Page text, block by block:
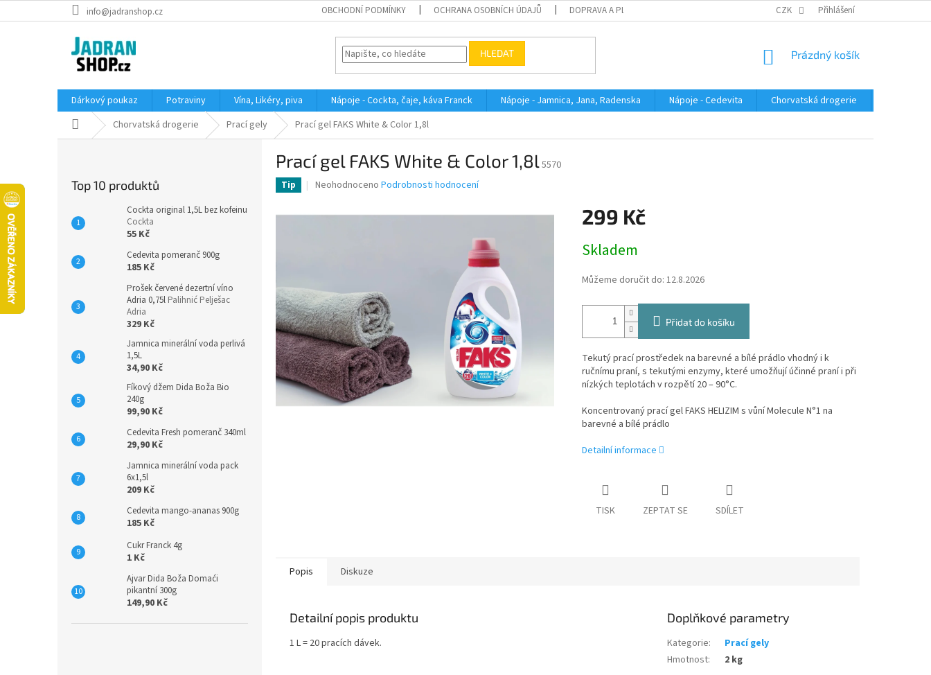
na
info@jadranshop.cz OBCHODNÍ PODMÍNKY OCHRANA OSOBNÍCH ÚDAJŮ DOPRAVA A PLATBA VELKOOBCHOD
CZK Přihlášení
HLEDAT
NÁKUPNÍ
Prázdný košík
Dárkový poukaz Potraviny Vína, Likéry, piva Nápoje - Cockta, čaje, káva Franck Nápoje - Jamnica, Jana, Radenska Nápoje - Cedevita Chorvatská drogerie
Domů Chorvatská drogerie Prací gely Prací gel FAKS White & Color 1,8l
Top 10 produktů
Cockta original 1,5L bez kofeinu
Cockta
55 Kč
Cedevita pomeranč 900g
185 Kč
Prošek červené dezertní víno
Adria 0,75l Palihnić Pelješac
Adria
329 Kč
Jamnica minerální voda perlivá
1,5L
34,90 Kč
Fíkový džem Dida Boža Bio
240g
99,90 Kč
Cedevita Fresh pomeranč 340ml
29,90 Kč
Jamnica minerální voda pack
6x1,5l
209 Kč
Cedevita mango-ananas 900g
185 Kč
Cukr Franck 4g
1 Kč
Ajvar Dida Boža Domaći
pikantní 300g
149,90 Kč
Prací gel FAKS White & Color 1,8l5570
Tip
Průměrné
Neohodnoceno Podrobnosti hodnocení
299 Kč
cena:
Skladem
Můžeme doručit do: 12.8.2026
Přidat do košíku
Tekutý prací prostředek na barevné a bílé prádlo vhodný i k
ručnímu praní, s tekutými enzymy, které umožňují účinné praní i při
nízkých teplotách v rozpětí 20 – 90°C.
Koncentrovaný prací gel FAKS HELIZIM s vůní Molecule N°1 na
barevné a bílé prádlo
Detailní informace
TISK ZEPTAT SE SDÍLET
Popis Diskuze
Detailní popis produktu
1 L = 20 pracích dávek.
Doplňkové parametry
Kategorie:
Prací gely
Hmotnost: 2 kg